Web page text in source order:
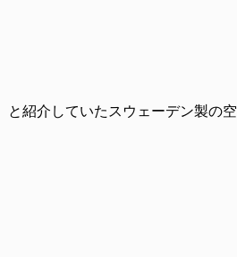
紹介していたスウェーデン製の空